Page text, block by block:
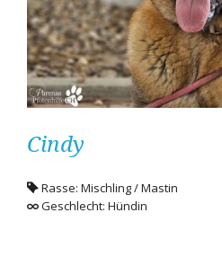
Cindy
Rasse: Mischling / Mastin
Geschlecht: Hündin